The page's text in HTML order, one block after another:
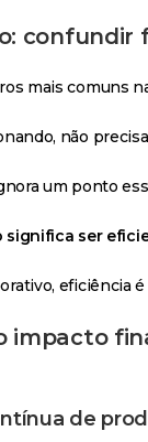
confundir
mais comuns
não
um ponto
significa ser
eficiência
impacto
de